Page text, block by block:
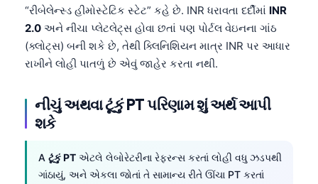
“રીબેલેન્સ્ડ હીમોસ્ટેટિક સ્ટેટ” કહે છે. INR ધરાવતા દર્દીમાં INR
2.0 અને નીચા પ્લેટલેટ્સ હોવા છતાં પણ પોર્ટલ વેઇનના ગાંઠ
(ક્લોટ્સ) બની શકે છે, તેથી ક્લિનિશિયન માત્ર INR પર આધાર
રાખીને લોહી પાતળું છે એવું જાહેર કરતા નથી.
નીચું અથવા ટૂંકું PT પરિણામ શું અર્થ આપી
શકે
A ટૂંકું PT એટલે લેબોરેટરીના રેફરન્સ કરતાં લોહી વધુ ઝડપથી
ગાંઠાયું, અને એકલા જોતાં તે સામાન્ય રીતે ઊંચા PT કરતાં